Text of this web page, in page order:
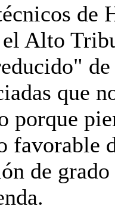
de
el Alto
que
porque
favorable
de